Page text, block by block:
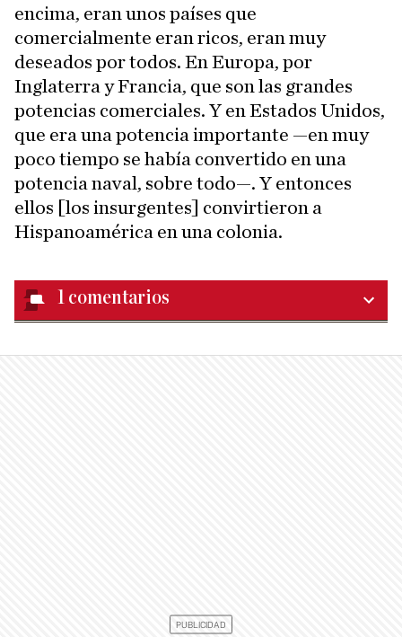
encima, eran unos países que
comercialmente eran ricos, eran muy
deseados por todos. En Europa, por
Inglaterra y Francia, que son las grandes
potencias comerciales. Y en Estados Unidos,
que era una potencia importante —en muy
poco tiempo se había convertido en una
potencia naval, sobre todo—. Y entonces
ellos [los insurgentes] convirtieron a
Hispanoamérica en una colonia.
1 comentarios